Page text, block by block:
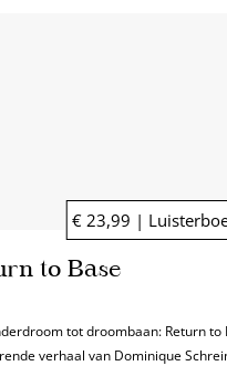
€ 23,99 |
to Base
tot droombaan: Return to
verhaal van Dominique